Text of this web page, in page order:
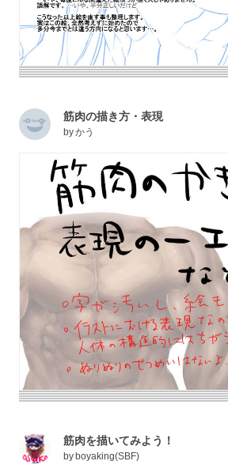
筋肉の描き方・表現
byかう
筋肉を描いてみよう！
byboyaking(SBF)